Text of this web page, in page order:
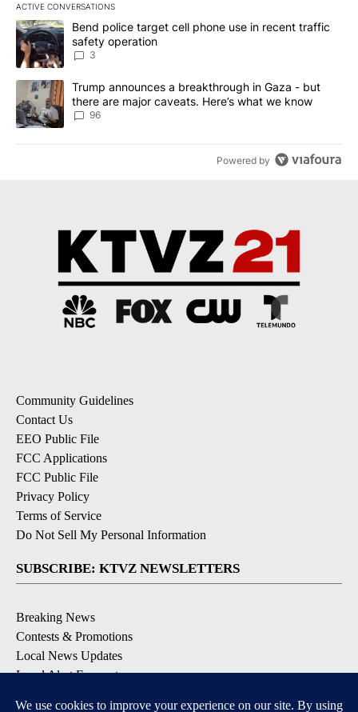
ACTIVE CONVERSATIONS
The following is a list of the most commented articles in the last
A trending article titled "Bend police target cell phone use in
Bend police target cell phone use in recent traffic
safety operation
3
A trending article titled "Trump announces a breakthrough in
Trump announces a breakthrough in Gaza - but
there are major caveats. Here’s what we know
96
Powered by
Community Guidelines
Contact Us
EEO Public File
FCC Applications
FCC Public File
Privacy Policy
Terms of Service
Do Not Sell My Personal Information
SUBSCRIBE: KTVZ NEWSLETTERS
Breaking News
Contests & Promotions
Local News Updates
Local Alert Forecast